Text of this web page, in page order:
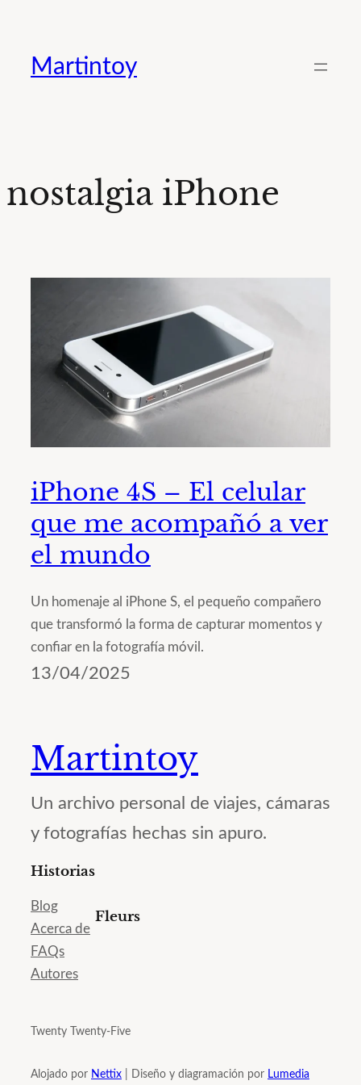
contenido
Martintoy
nostalgia iPhone
iPhone 4S – El celular
que me acompañó a ver
el mundo
Un homenaje al iPhone S, el pequeño compañero
que transformó la forma de capturar momentos y
confiar en la fotografía móvil.
13/04/2025
Martintoy
Un archivo personal de viajes, cámaras
y fotografías hechas sin apuro.
Historias
Blog
Acerca de
FAQs
Autores
Fleurs
Twenty Twenty-Five
Alojado por Nettix | Diseño y diagramación por Lumedia